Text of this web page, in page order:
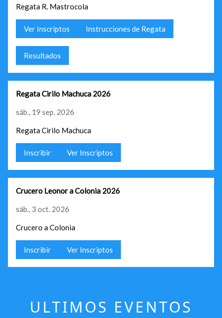
Regata R. Mastrocola
Ver Inscriptos Instrucciones de Regata
Resultados
Regata Cirilo Machuca 2026
sáb., 19 sep. 2026
Regata Cirilo Machuca
Inscribir Ver Inscriptos
Crucero Leonor a Colonia 2026
sáb., 3 oct. 2026
Crucero a Colonia
Inscribir Ver Inscriptos
ULTIMOS EVENTOS